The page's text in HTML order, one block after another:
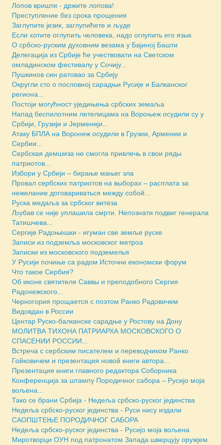
Лопов вришти - држите лопова!
Преступление без срока прощения
Заглупите језик, заглупићете и људе
Если хотите оглупить человека, надо оглупить его язык
О србско-руским духовним везама у Бајиној Башти
Делегација из Србије ће учествовати на Светском
омладинском фестивалу у Сочију...
Пушкинов син ратовао за Србију
Округли сто о пословној сарадњи Русије и Балканског
региона...
Постоји могућност уједињења србских земаља
Напад беспилотним летелицама на Вороњеж осудили су у
Србији, Грузији и Јерменији...
Атаку БПЛА на Воронеж осудили в Грузии, Армении и
Сербии...
Сербская демшиза не смогла привлечь в свои ряды
патриотов...
Избори у Србији – бирање мањег зла
Провал сербских патриотов на выборах – расплата за
нежелание договариваться между собой...
Руска медаља за србског витеза
Љубав се није уплашила смрти. Непознати подвиг генерала
Татишчева...
Сергије Радоњешки - игуман све земље руске
Записи из подземља московског метроа
Зaписки из московского подземелья
У Русији почиње са радом Источни економски форум
Что такое Сербия?
Об иконе святителя Саввы и преподобного Сергия
Радонежского...
Черногория прощается с поэтом Ранко Радовичем
Видовдан в России
Центар Руско-балканске сарадње у Ростову на Дону
МОЛИТВА ТИХОНА ПАТРИАРХА МОСКОВСКОГО О
СПАСЕНИИ РОССИИ...
Встреча с сербским писателем и переводчиком Ранко
Гойковичем и презентация новой книги автора...
Презентация книги главного редактора Соборника
Конференција за штампу Породичног сабора – Русијо моја
вољена...
Тако се брани Србија - Недеља србско-руског јединства
Недеља србско-руског јединства - Руси нису издали
САОПШТЕЊЕ ПОРОДИЧНОГ САБОРА
Недеља србско-руског јединства - Русијо моја вољена
Миротворци ОУН под патронатом Запада шверцују оружјем